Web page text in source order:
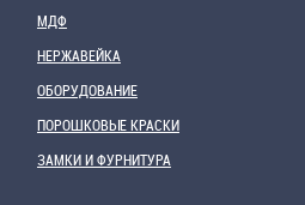
МДФ
НЕРЖАВЕЙКА
ОБОРУДОВАНИЕ
ПОРОШКОВЫЕ КРАСКИ
ЗАМКИ И ФУРНИТУРА